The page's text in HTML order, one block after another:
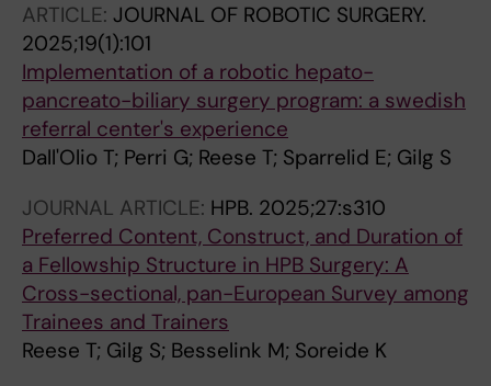
ARTICLE: JOURNAL OF ROBOTIC SURGERY.
2025;19(1):101
Implementation of a robotic hepato-
pancreato-biliary surgery program: a swedish
referral center's experience
Dall'Olio T; Perri G; Reese T; Sparrelid E; Gilg S
JOURNAL ARTICLE: HPB. 2025;27:s310
Preferred Content, Construct, and Duration of
a Fellowship Structure in HPB Surgery: A
Cross-sectional, pan-European Survey among
Trainees and Trainers
Reese T; Gilg S; Besselink M; Soreide K